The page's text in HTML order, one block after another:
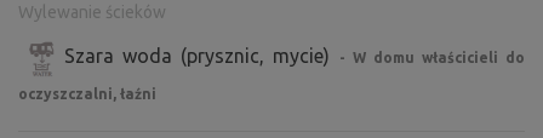
Wylewanie ścieków
Szara woda (prysznic, mycie) - W domu właścicieli do
oczyszczalni, łaźni